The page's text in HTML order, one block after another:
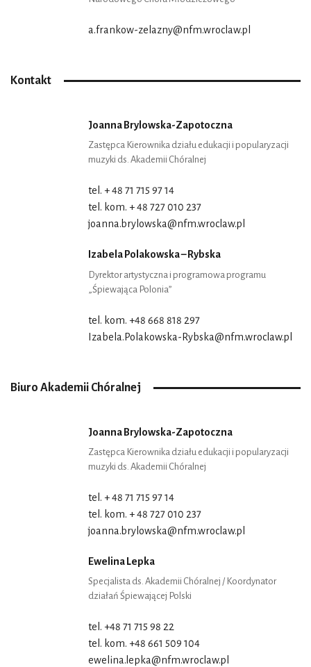
a.frankow-zelazny@nfm.wroclaw.pl
Kontakt
Joanna Brylowska-Zapotoczna
Zastępca Kierownika działu edukacji i popularyzacji
muzyki ds. Akademii Chóralnej
tel. + 48 71 715 97 14
tel. kom. + 48 727 010 237
joanna.brylowska@nfm.wroclaw.pl
Izabela Polakowska – Rybska
Dyrektor artystyczna i programowa programu
„Śpiewająca Polonia”
tel. kom. +48 668 818 297
Izabela.Polakowska-Rybska@nfm.wroclaw.pl
Biuro Akademii Chóralnej
Joanna Brylowska-Zapotoczna
Zastępca Kierownika działu edukacji i popularyzacji
muzyki ds. Akademii Chóralnej
tel. + 48 71 715 97 14
tel. kom. + 48 727 010 237
joanna.brylowska@nfm.wroclaw.pl
Ewelina Lepka
Specjalista ds. Akademii Chóralnej / Koordynator
działań Śpiewającej Polski
tel. +48 71 715 98 22
tel. kom. +48 661 509 104
ewelina.lepka@nfm.wroclaw.pl